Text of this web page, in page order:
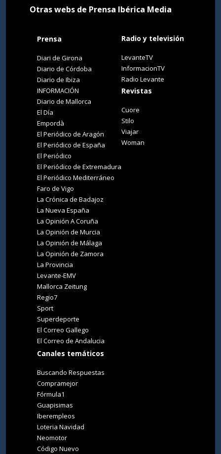
Otras webs de Prensa Ibérica Media
Prensa
Diari de Girona
Diario de Córdoba
Diario de Ibiza
INFORMACIÓN
Diario de Mallorca
El Día
Empordà
El Periódico de Aragón
El Periódico de España
El Periódico
El Periódico de Extremadura
El Periódico Mediterráneo
Faro de Vigo
La Crónica de Badajoz
La Nueva España
La Opinión A Coruña
La Opinión de Murcia
La Opinión de Málaga
La Opinión de Zamora
La Provincia
Levante-EMV
Mallorca Zeitung
Regio7
Sport
Superdeporte
El Correo Gallego
El Correo de Andalucia
Canales temáticos
Buscando Respuestas
Compramejor
Fórmula1
Guapisimas
Iberempleos
Loteria Navidad
Neomotor
Código Nuevo
Radio y televisión
LevanteTV
InformacionTV
Radio Levante
Revistas
Cuore
Stilo
Viajar
Woman